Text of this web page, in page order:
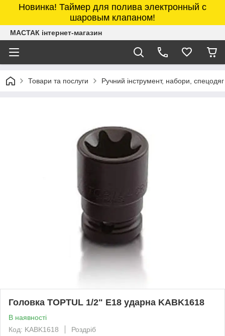
Новинка! Таймер для полива электронный с
шаровым клапаном!
МАСТАК інтернет-магазин
Товари та послуги Ручний інструмент, набори, спецодяг
Головка TOPTUL 1/2" E18 ударна KABK1618
В наявності
Код: KABK1618
Роздріб